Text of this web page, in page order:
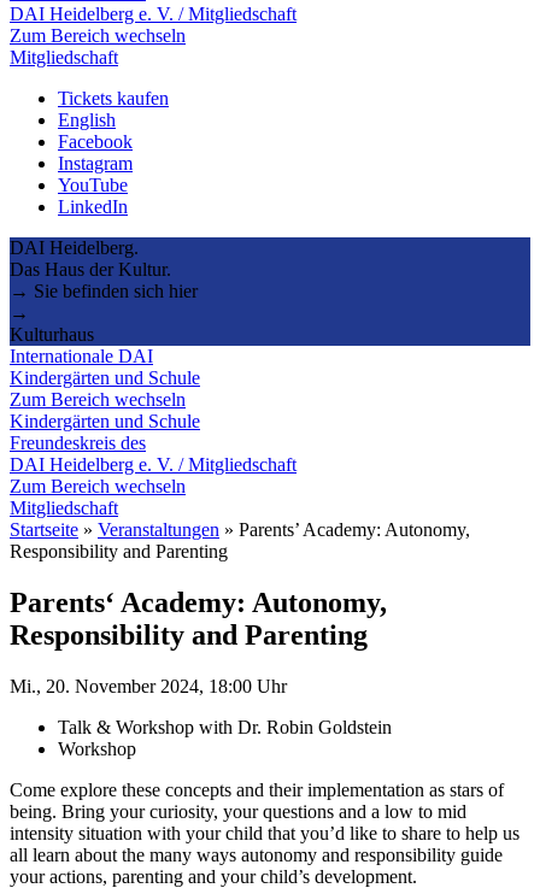
DAI Heidelberg e. V. / Mitgliedschaft
Zum Bereich wechseln
Mitgliedschaft
Tickets kaufen
English
Facebook
Instagram
YouTube
LinkedIn
DAI Heidelberg.
Das Haus der Kultur.
→ Sie befinden sich hier
→
Kulturhaus
Internationale DAI
Kindergärten und Schule
Zum Bereich wechseln
Kindergärten und Schule
Freundeskreis des
DAI Heidelberg e. V. / Mitgliedschaft
Zum Bereich wechseln
Mitgliedschaft
Startseite » Veranstaltungen » Parents’ Academy: Autonomy,
Responsibility and Parenting
Parents‘ Academy: Autonomy,
Responsibility and Parenting
Mi., 20. November 2024, 18:00 Uhr
Talk & Workshop with Dr. Robin Goldstein
Workshop
Come explore these concepts and their implementation as stars of
being. Bring your curiosity, your questions and a low to mid
intensity situation with your child that you’d like to share to help us
all learn about the many ways autonomy and responsibility guide
your actions, parenting and your child’s development.